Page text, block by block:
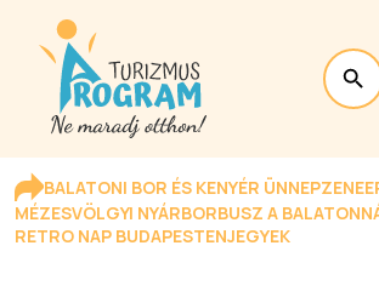
BALATONI BOR ÉS KENYÉR ÜNNEP
MÉZESVÖLGYI NYÁRBORBUSZ A
RETRO NAP BUDAPESTENJEGYEK